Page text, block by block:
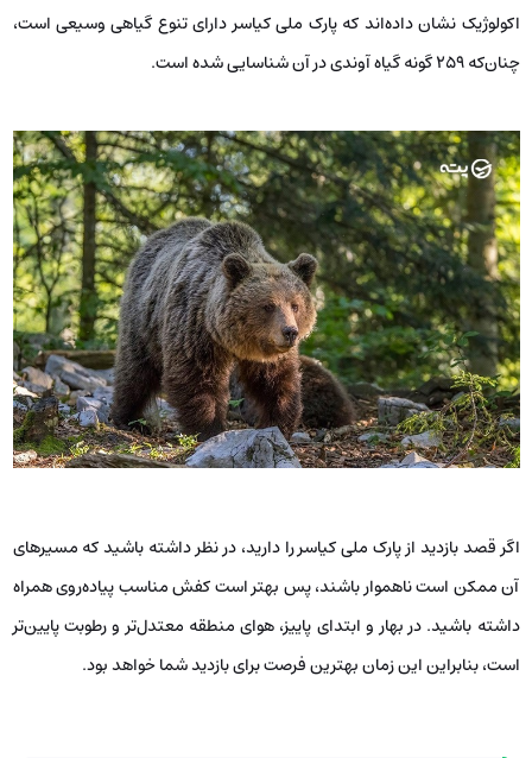
اکولوژیک نشان داده‌اند که پارک ملی کیاسر دارای تنوع گیاهی وسیعی است،
چنان‌که ۲۵۹ گونه گیاه آوندی در آن شناسایی شده است.
اگر قصد بازدید از پارک ملی کیاسر را دارید، در نظر داشته باشید که مسیرهای
آن ممکن است ناهموار باشند، پس بهتر است کفش مناسب پیاده‌روی همراه
داشته باشید. در بهار و ابتدای پاییز، هوای منطقه معتدل‌تر و رطوبت پایین‌تر
است، بنابراین این زمان بهترین فرصت برای بازدید شما خواهد بود.